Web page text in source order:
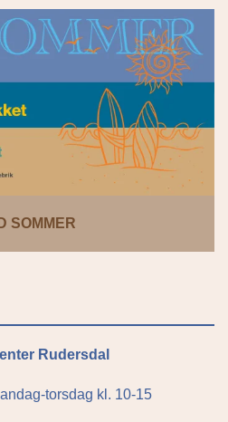
SOMMER
Rudersdal
torsdag kl. 10-15